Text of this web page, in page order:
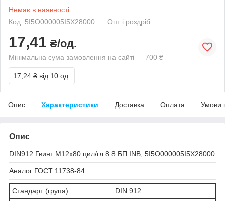
Немає в наявності
Код: 5I5O000005I5X28000
Опт і роздріб
17,41 ₴/од.
Мінімальна сума замовлення на сайті — 700 ₴
17,24 ₴ від 10 од.
Опис Характеристики Доставка Оплата Умови
Опис
DIN912 Гвинт М12х80 цил/гл 8.8 БП INB, 5I5O000005I5X28000
Аналог ГОСТ 11738-84
Стандарт (група)
DIN 912